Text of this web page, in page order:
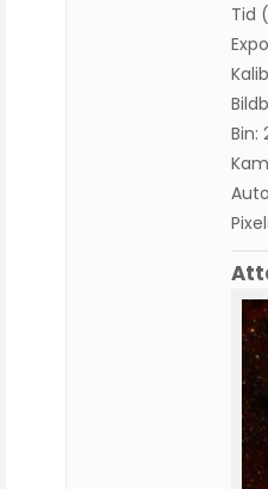
Tid
Bin: